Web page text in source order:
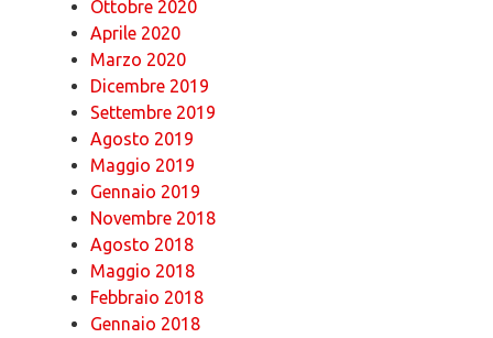
Ottobre 2020
Aprile 2020
Marzo 2020
Dicembre 2019
Settembre 2019
Agosto 2019
Maggio 2019
Gennaio 2019
Novembre 2018
Agosto 2018
Maggio 2018
Febbraio 2018
Gennaio 2018